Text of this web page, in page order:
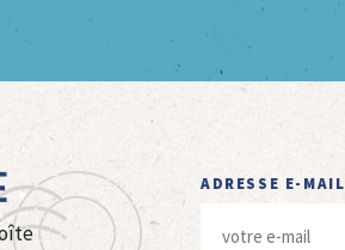
ADRESSE E-MAIL